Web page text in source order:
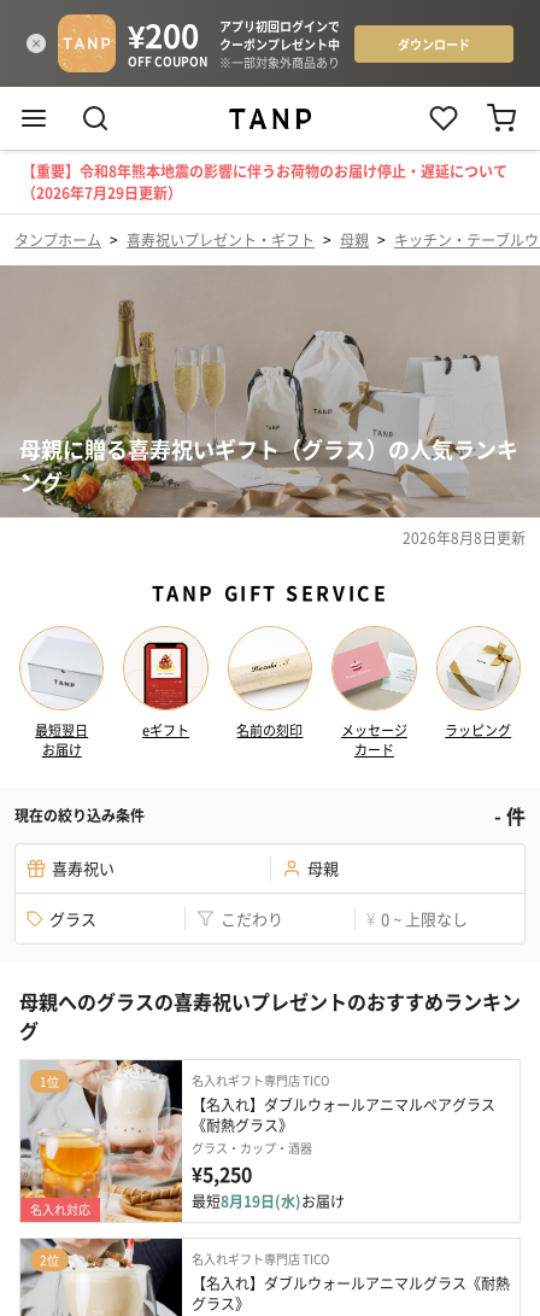
【重要】令和8年熊本地震の影響に伴うお荷物のお届け停止・遅延について
（2026年7月29日更新）
タンプホーム > 喜寿祝いプレゼント・ギフト > 母親 > キッチン・テーブル
母親に贈る喜寿祝いギフト（グラス）の人気ランキ
ング
2026年8月8日更新
TANP GIFT SERVICE
最短翌日
お届け
eギフト 名前の刻印
メッセージ
カード
ラッピング
現在の絞り込み条件 -件
喜寿祝い 母親
グラス こだわり ¥ 0 ~ 上限なし
母親へのグラスの喜寿祝いプレゼントのおすすめランキン
グ
1位
名入れ対応
名入れギフト専門店 TICO
【名入れ】ダブルウォールアニマルペアグラス
《耐熱グラス》
グラス・カップ・酒器
¥5,250
最短8月19日(水)お届け
2位 名入れギフト専門店 TICO
【名入れ】ダブルウォールアニマルグラス《耐熱
グラス》